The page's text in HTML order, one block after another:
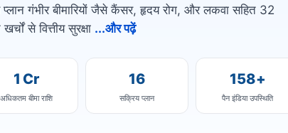
गंभीर बीमारियों जैसे कैंसर, हृदय रोग, और लकवा सहित 32
से वित्तीय सुरक्षा ...और पढ़ें
1 Cr
अधिकतम बीमा राशि
16
सक्रिय प्लान
158+
पैन इंडिया उपस्थिति